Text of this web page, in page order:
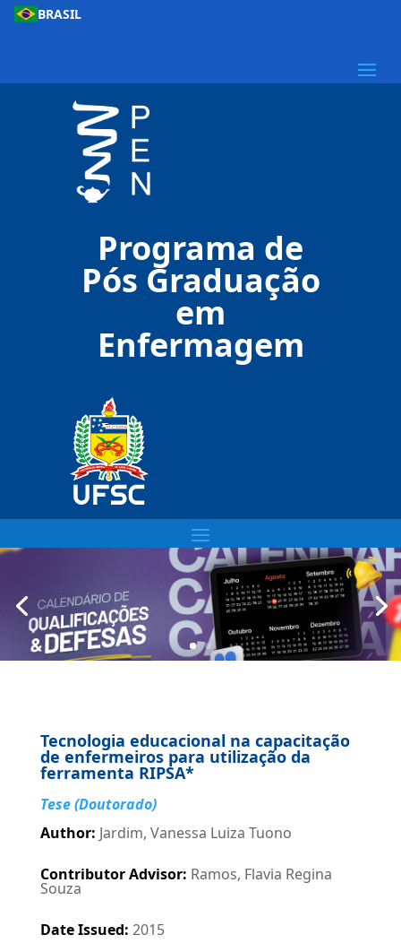
BRASIL
Programa de
Pós Graduação
em
Enfermagem
Tecnologia educacional na capacitação
de enfermeiros para utilização da
ferramenta RIPSA*
Tese (Doutorado)
Author: Jardim, Vanessa Luiza Tuono
Contributor Advisor: Ramos, Flavia Regina
Souza
Date Issued: 2015